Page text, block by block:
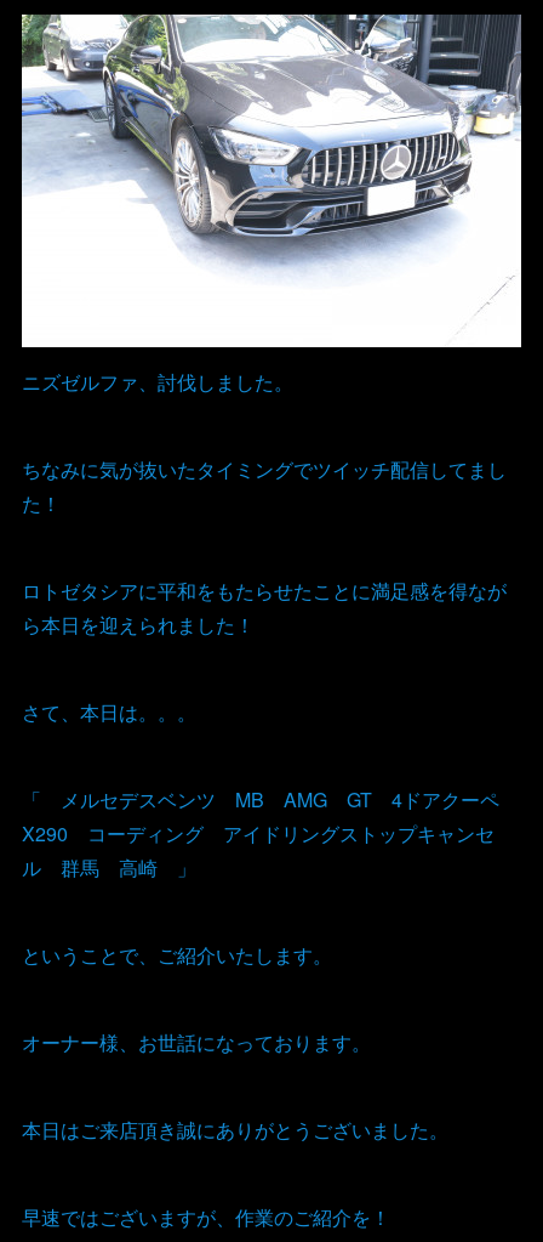
ニズゼルファ、討伐しました。
ちなみに気が抜いたタイミングでツイッチ配信してまし
た！
ロトゼタシアに平和をもたらせたことに満足感を得なが
ら本日を迎えられました！
さて、本日は。。。
「 メルセデスベンツ MB AMG GT 4ドアクーペ
X290 コーディング アイドリングストップキャンセ
ル 群馬 高崎 」
ということで、ご紹介いたします。
オーナー様、お世話になっております。
本日はご来店頂き誠にありがとうございました。
早速ではございますが、作業のご紹介を！